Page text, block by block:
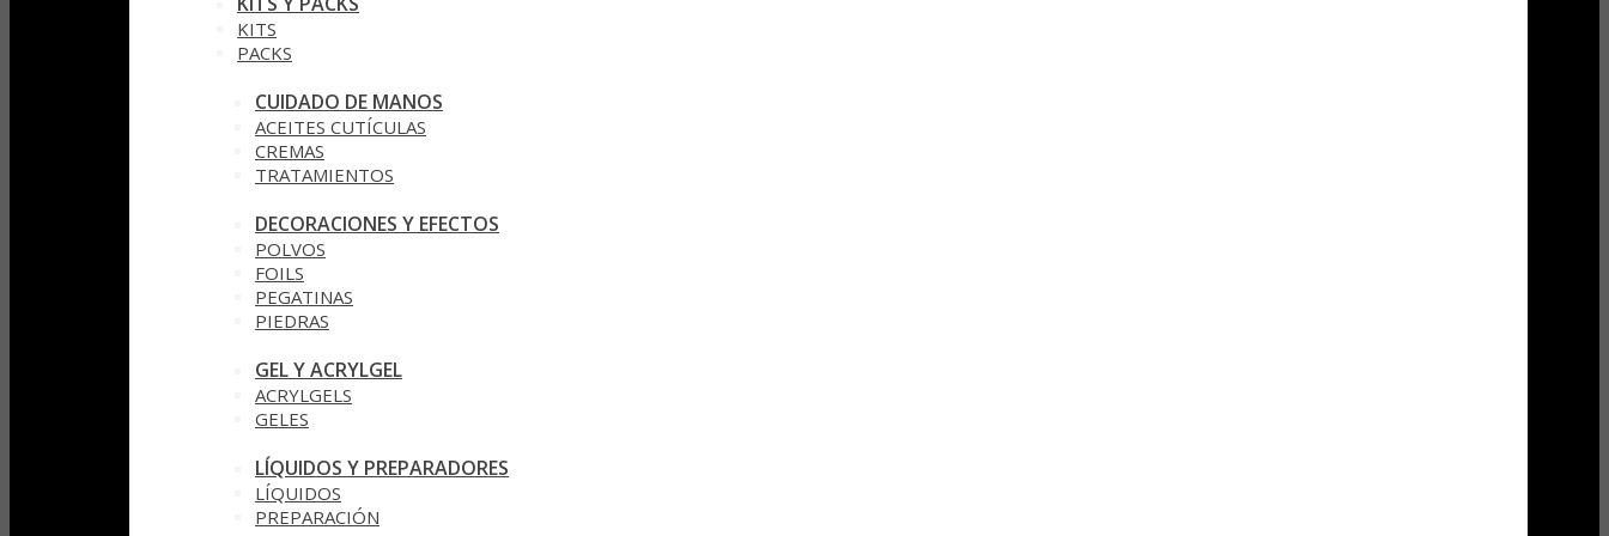
KITS
PACKS
CUIDADO DE MANOS
ACEITES CUTÍCULAS
CREMAS
TRATAMIENTOS
DECORACIONES Y EFECTOS
POLVOS
FOILS
PEGATINAS
PIEDRAS
GEL Y ACRYLGEL
ACRYLGELS
GELES
LÍQUIDOS Y PREPARADORES
LÍQUIDOS
PREPARACIÓN